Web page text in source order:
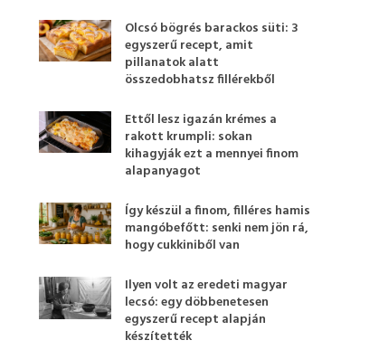
Olcsó bögrés barackos süti: 3
egyszerű recept, amit
pillanatok alatt
összedobhatsz fillérekből
Ettől lesz igazán krémes a
rakott krumpli: sokan
kihagyják ezt a mennyei finom
alapanyagot
Így készül a finom, filléres hamis
mangóbefőtt: senki nem jön rá,
hogy cukkiniből van
Ilyen volt az eredeti magyar
lecsó: egy döbbenetesen
egyszerű recept alapján
készítették